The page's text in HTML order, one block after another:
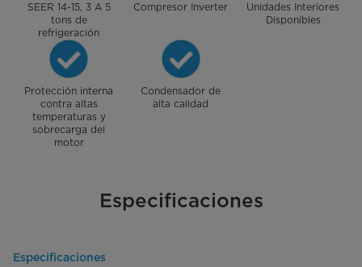
SEER 14-15, 3 A 5
tons de
refrigeración
Compresor Inverter
Unidades Interiores
Disponibles
Protección interna
contra altas
temperaturas y
sobrecarga del
motor
Condensador de
alta calidad
Especificaciones
Especificaciones